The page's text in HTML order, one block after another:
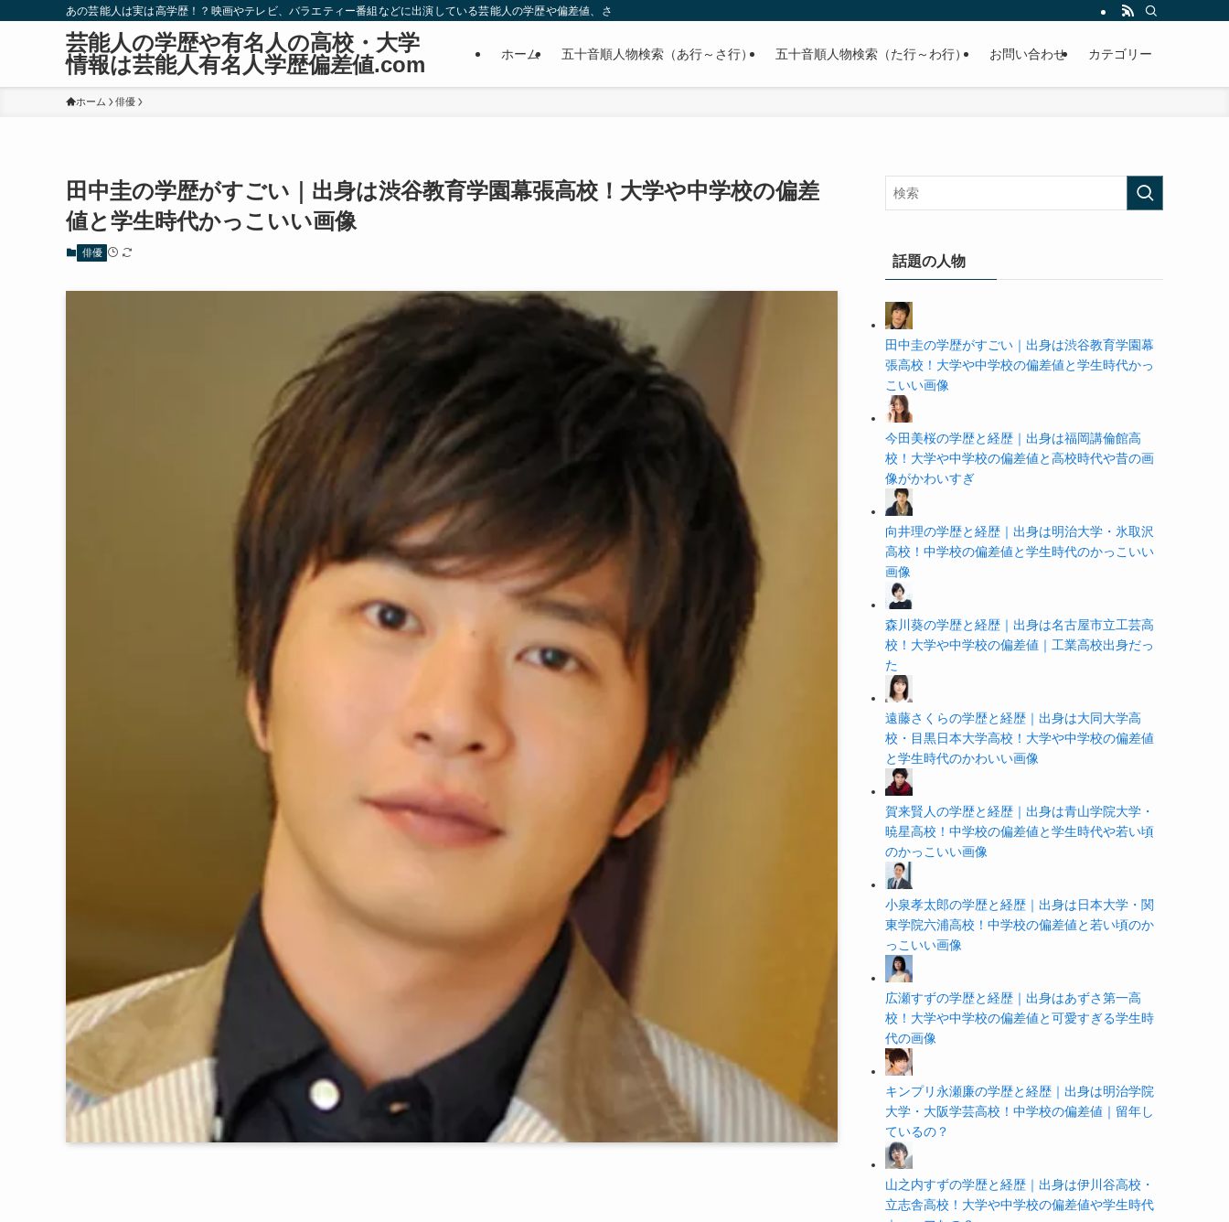
あの芸能人は実は高学歴！？映画やテレビ、バラエティー番組などに出演している芸能人の学歴や偏差値、さらに政治家やスポーツ選手などの有名人の学歴や高校・大学の偏差値まで紹介していきます。
芸能人の学歴や有名人の高校・大学
情報は芸能人有名人学歴偏差値.com
ホーム 五十音順人物検索（あ行～さ行） 五十音順人物検索（た行～わ行） お問い合わせ カテゴリー
ホーム 俳優
田中圭の学歴がすごい｜出身は渋谷教育学園幕張高校！大学や中学校の偏差
値と学生時代かっこいい画像
俳優
話題の人物
田中圭の学歴がすごい｜出身は渋谷教育学園幕
張高校！大学や中学校の偏差値と学生時代かっ
こいい画像
今田美桜の学歴と経歴｜出身は福岡講倫館高
校！大学や中学校の偏差値と高校時代や昔の画
像がかわいすぎ
向井理の学歴と経歴｜出身は明治大学・氷取沢
高校！中学校の偏差値と学生時代のかっこいい
画像
森川葵の学歴と経歴｜出身は名古屋市立工芸高
校！大学や中学校の偏差値｜工業高校出身だっ
た
遠藤さくらの学歴と経歴｜出身は大同大学高
校・目黒日本大学高校！大学や中学校の偏差値
と学生時代のかわいい画像
賀来賢人の学歴と経歴｜出身は青山学院大学・
暁星高校！中学校の偏差値と学生時代や若い頃
のかっこいい画像
小泉孝太郎の学歴と経歴｜出身は日本大学・関
東学院六浦高校！中学校の偏差値と若い頃のか
っこいい画像
広瀬すずの学歴と経歴｜出身はあずさ第一高
校！大学や中学校の偏差値と可愛すぎる学生時
代の画像
キンプリ永瀬廉の学歴と経歴｜出身は明治学院
大学・大阪学芸高校！中学校の偏差値｜留年し
ているの？
山之内すずの学歴と経歴｜出身は伊川谷高校・
立志舎高校！大学や中学校の偏差値や学生時代